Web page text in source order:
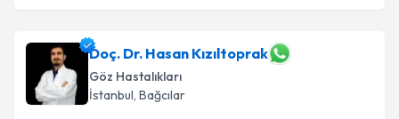
Doç. Dr. Hasan Kızıltoprak
Göz Hastalıkları
İstanbul, Bağcılar